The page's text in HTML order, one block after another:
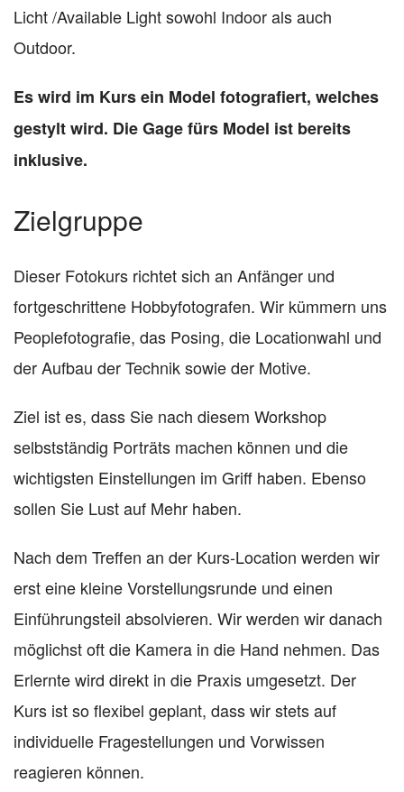
Licht /Available Light sowohl Indoor als auch
Outdoor.
Es wird im Kurs ein Model fotografiert, welches
gestylt wird. Die Gage fürs Model ist bereits
inklusive.
Zielgruppe
Dieser Fotokurs richtet sich an Anfänger und
fortgeschrittene Hobbyfotografen. Wir kümmern uns
Peoplefotografie, das Posing, die Locationwahl und
der Aufbau der Technik sowie der Motive.
Ziel ist es, dass Sie nach diesem Workshop
selbstständig Porträts machen können und die
wichtigsten Einstellungen im Griff haben. Ebenso
sollen Sie Lust auf Mehr haben.
Nach dem Treffen an der Kurs-Location werden wir
erst eine kleine Vorstellungsrunde und einen
Einführungsteil absolvieren. Wir werden wir danach
möglichst oft die Kamera in die Hand nehmen. Das
Erlernte wird direkt in die Praxis umgesetzt. Der
Kurs ist so flexibel geplant, dass wir stets auf
individuelle Fragestellungen und Vorwissen
reagieren können.